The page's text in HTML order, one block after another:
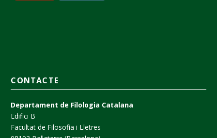
CONTACTE
Departament de Filologia Catalana
Edifici B
Facultat de Filosofia i Lletres